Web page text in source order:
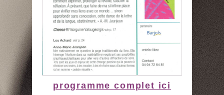
programme complet ici